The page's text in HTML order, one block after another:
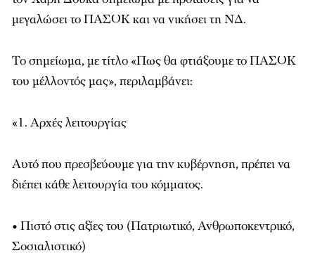
μεγαλώσει το ΠΑΣΟΚ και να νικήσει τη ΝΔ.
Το σημείωμα, με τίτλο «Πως θα φτιάξουμε το ΠΑΣΟΚ
του μέλλοντός μας», περιλαμβάνει:
«1. Αρχές λειτουργίας
Αυτό που πρεσβεύουμε για την κυβέρνηση, πρέπει να
διέπει κάθε λειτουργία του κόμματος.
• Πιστό στις αξίες του (Πατριωτικό, Ανθρωποκεντρικό,
Σοσιαλιστικό)